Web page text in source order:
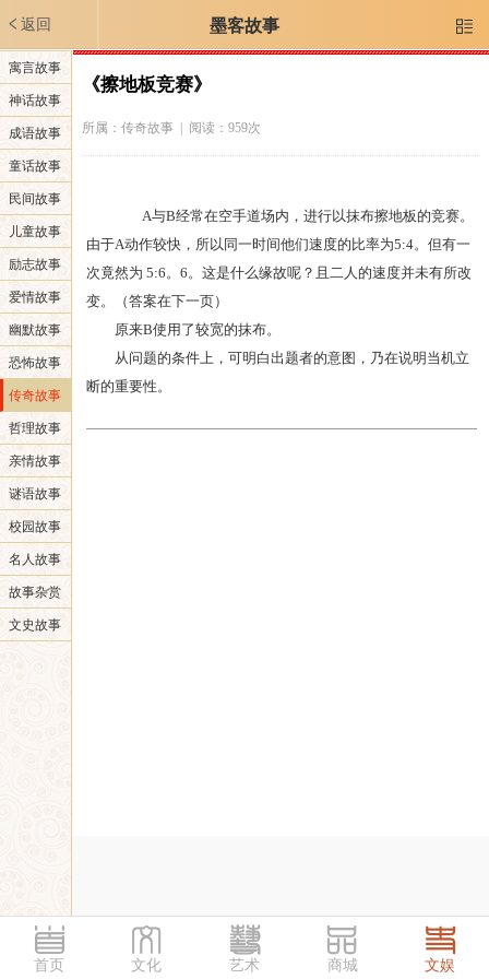
返回 墨客故事 
寓言故事
神话故事
成语故事
童话故事
民间故事
儿童故事
励志故事
爱情故事
幽默故事
恐怖故事
传奇故事
哲理故事
亲情故事
谜语故事
校园故事
名人故事
故事杂赏
文史故事
《擦地板竞赛》
所属： 传奇故事| 阅读：959次
A与B经常在空手道场内，进行以抹布擦地板的竞赛。
由于A动作较快，所以同一时间他们速度的比率为5:4。但有一
次竟然为 5:6。6。这是什么缘故呢？且二人的速度并未有所改
变。（答案在下一页）
原来B使用了较宽的抹布。
从问题的条件上，可明白出题者的意图，乃在说明当机立
断的重要性。
首页 文化 艺术 商城 文娱